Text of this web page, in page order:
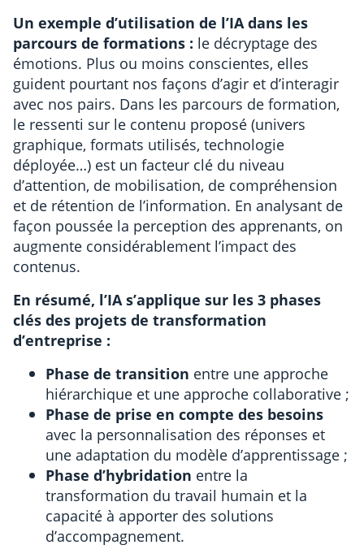
Un exemple d’utilisation de l’IA dans les
parcours de formations : le décryptage des
émotions. Plus ou moins conscientes, elles
guident pourtant nos façons d’agir et d’interagir
avec nos pairs. Dans les parcours de formation,
le ressenti sur le contenu proposé (univers
graphique, formats utilisés, technologie
déployée…) est un facteur clé du niveau
d’attention, de mobilisation, de compréhension
et de rétention de l’information. En analysant de
façon poussée la perception des apprenants, on
augmente considérablement l’impact des
contenus.
En résumé, l’IA s’applique sur les 3 phases
clés des projets de transformation
d’entreprise :
Phase de transition entre une approche
hiérarchique et une approche collaborative ;
Phase de prise en compte des besoins
avec la personnalisation des réponses et
une adaptation du modèle d’apprentissage ;
Phase d’hybridation entre la
transformation du travail humain et la
capacité à apporter des solutions
d’accompagnement.